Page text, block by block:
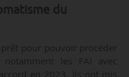
du
pour pouvoir procéder
les FAI avec
en 2023. Ils ont mis